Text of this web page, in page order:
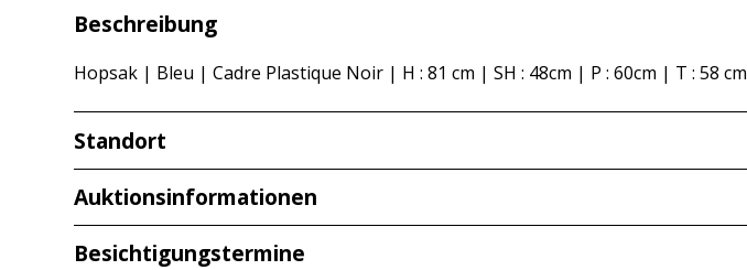
Beschreibung
Hopsak | Bleu | Cadre Plastique Noir | H : 81 cm | SH : 48cm | P : 60cm | T : 58 cm
Standort
Redcarstraße 3
53842 Troisdorf
Auktionsinformationen
Besichtigungstermine